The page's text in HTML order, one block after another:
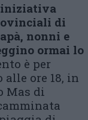
di
nonni e
ormai lo
è per
ore 18, in
Mas di